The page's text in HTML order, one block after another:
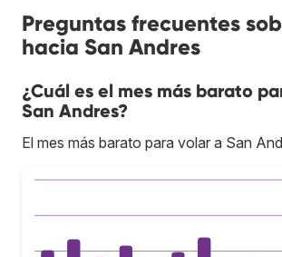
Preguntas frecuentes
hacia San Andres
¿Cuál es el mes más barato
San Andres?
El mes más barato para volar a San